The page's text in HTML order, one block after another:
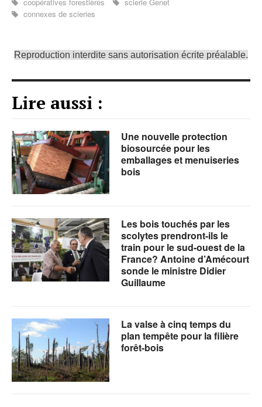
connexes de scieries
Reproduction interdite sans autorisation écrite préalable.
Lire aussi :
Une nouvelle protection
biosourcée pour les
emballages et menuiseries
bois
Les bois touchés par les
scolytes prendront-ils le
train pour le sud-ouest de la
France? Antoine d’Amécourt
sonde le ministre Didier
Guillaume
La valse à cinq temps du
plan tempête pour la filière
forêt-bois